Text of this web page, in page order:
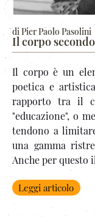
di Pier Paolo Pasolini
Il corpo
Il corpo è un
poetica e
rapporto tra il
"educazione", o
tendono a
una gamma
Anche per questo
Leggi articolo